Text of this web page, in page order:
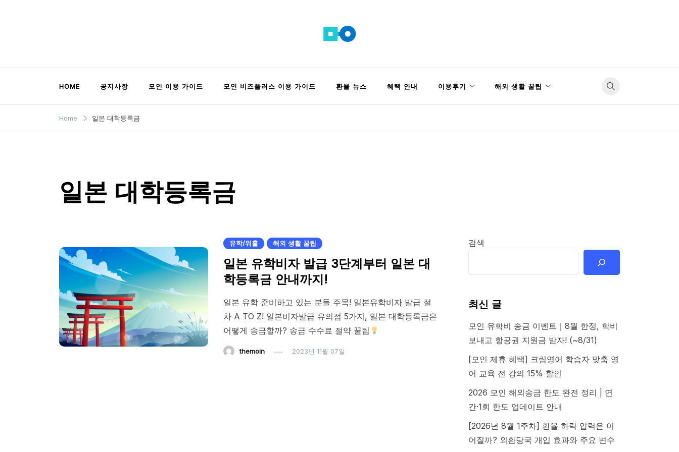
모인 해외송금 블로그
HOME 공지사항 모인 이용 가이드 모인 비즈플러스 이용 가이드 환율 뉴스 혜택 안내 이용후기 해외 생활 꿀팁
Home 일본 대학등록금
일본 대학등록금
유학/워홀 해외 생활 꿀팁
일본 유학비자 발급 3단계부터 일본 대
학등록금 안내까지!
일본 유학 준비하고 있는 분들 주목! 일본유학비자 발급 절
차 A TO Z! 일본비자발급 유의점 5가지, 일본 대학등록금은
어떻게 송금할까? 송금 수수료 절약 꿀팁
themoin 2023년 11월 07일
검색
최신 글
모인 유학비 송금 이벤트｜8월 한정, 학비
보내고 항공권 지원금 받자! (~8/31)
[모인 제휴 혜택] 크림영어 학습자 맞춤 영
어 교육 전 강의 15% 할인
2026 모인 해외송금 한도 완전 정리 | 연
간·1회 한도 업데이트 안내
[2026년 8월 1주차] 환율 하락 압력은 이
어질까? 외환당국 개입 효과와 주요 변수